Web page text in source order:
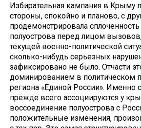
Избирательная кампания в Крыму
стороны, спокойно и планово, с
продемонстрировала
полуострова перед лицом
текущей военно-политической
сколько-нибудь серьезных
зафиксировано не было. Отчасти
доминированием в политическом
региона «Единой России». Именно
прежде всего ассоциируются у
воссоединение полуострова с
положительные изменения,